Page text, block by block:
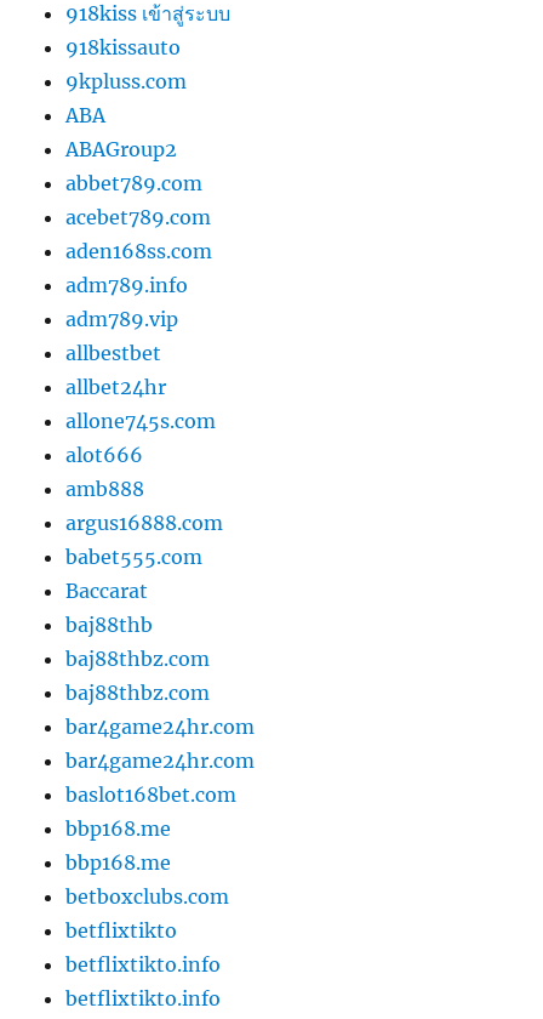
918kiss เข้าสู่ระบบ
918kissauto
9kpluss.com
ABA
ABAGroup2
abbet789.com
acebet789.com
aden168ss.com
adm789.info
adm789.vip
allbestbet
allbet24hr
allone745s.com
alot666
amb888
argus16888.com
babet555.com
Baccarat
baj88thb
baj88thbz.com
baj88thbz.com
bar4game24hr.com
bar4game24hr.com
baslot168bet.com
bbp168.me
bbp168.me
betboxclubs.com
betflixtikto
betflixtikto.info
betflixtikto.info